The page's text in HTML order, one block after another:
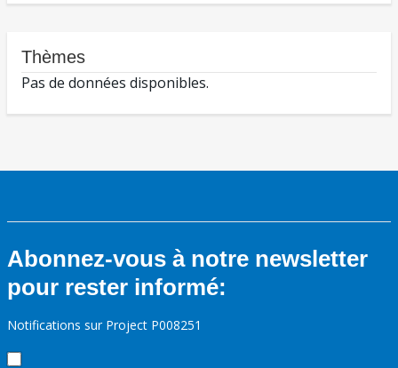
Thèmes
Pas de données disponibles.
Abonnez-vous à notre newsletter
pour rester informé:
Notifications sur Project P008251